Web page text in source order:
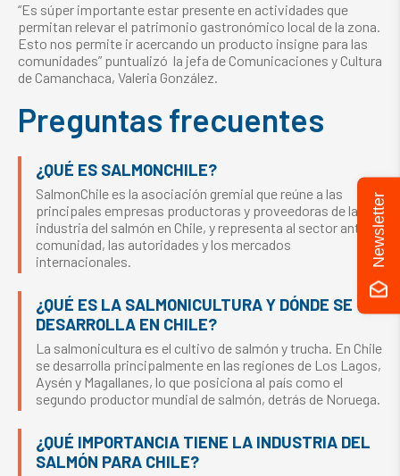
“Es súper importante estar presente en actividades que
permitan relevar el patrimonio gastronómico local de la zona.
Esto nos permite ir acercando un producto insigne para las
comunidades” puntualizó la jefa de Comunicaciones y Cultura
de Camanchaca, Valeria González.
Preguntas frecuentes
¿QUÉ ES SALMONCHILE?
SalmonChile es la asociación gremial que reúne a las
principales empresas productoras y proveedoras de la
industria del salmón en Chile, y representa al sector ante la
comunidad, las autoridades y los mercados
internacionales.
¿QUÉ ES LA SALMONICULTURA Y DÓNDE SE
DESARROLLA EN CHILE?
La salmonicultura es el cultivo de salmón y trucha. En Chile
se desarrolla principalmente en las regiones de Los Lagos,
Aysén y Magallanes, lo que posiciona al país como el
segundo productor mundial de salmón, detrás de Noruega.
¿QUÉ IMPORTANCIA TIENE LA INDUSTRIA DEL
SALMÓN PARA CHILE?
Newsletter